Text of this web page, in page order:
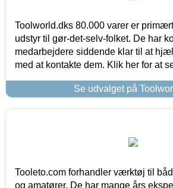
Toolworld.dks 80.000 varer er
udstyr til gør-det-selv-folket. De har
medarbejdere siddende klar til at
med at kontakte dem. Klik her for at
Se udvalget på
Tooleto.com forhandler værktøj til
og amatører. De har mange års